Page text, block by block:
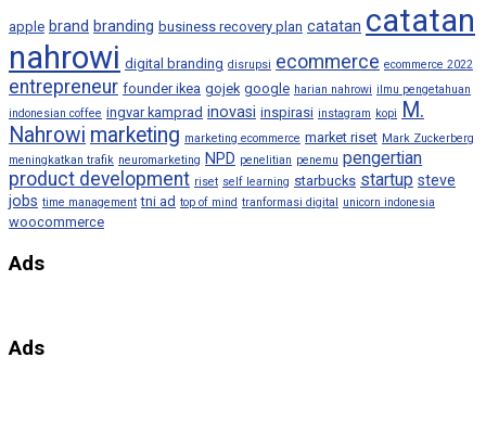
apple brand branding business recovery plan catatan catatan
nahrowi digital branding disrupsi ecommerce ecommerce 2022
entrepreneur founder ikea gojek google harian nahrowi ilmu pengetahuan
indonesian coffee ingvar kamprad inovasi inspirasi instagram kopi
M.
Nahrowi marketing marketing ecommerce market riset Mark Zuckerberg
meningkatkan trafik neuromarketing NPD penelitian penemu pengertian
product development riset self learning starbucks startup steve
jobs time management tni ad top of mind tranformasi digital unicorn indonesia
woocommerce
Ads
Ads